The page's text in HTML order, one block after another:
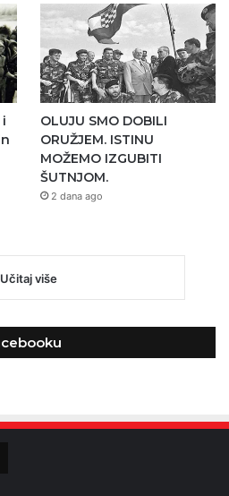
OLUJU SMO DOBILI
ORUŽJEM. ISTINU
MOŽEMO IZGUBITI
ŠUTNJOM.
2 dana ago
Učitaj više